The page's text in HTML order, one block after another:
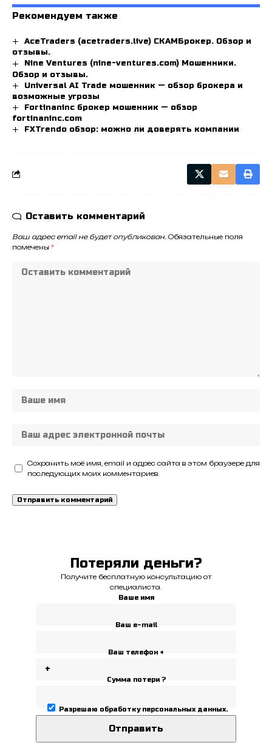
Рекомендуем также
AceTraders (acetraders.live) СКАМБрокер. Обзор и
отзывы.
Nine Ventures (nine-ventures.com) Мошенники.
Обзор и отзывы.
Universal AI Trade мошенник — обзор брокера и
возможные угрозы
Fortinaninc брокер мошенник — обзор
fortinaninc.com
FXTrendo обзор: можно ли доверять компании
Оставить комментарий
Ваш адрес email не будет опубликован. Обязательные поля
помечены *
Сохранить моё имя, email и адрес сайта в этом браузере для
последующих моих комментариев.
Потеряли деньги?
Получите бесплатную консультацию от
специалиста.
Ваше имя
Ваш e-mail
Ваш телефон +
Сумма потери ?
Разрешаю обработку персональных данных.